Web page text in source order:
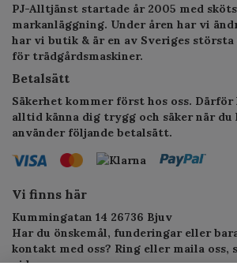
PJ-Alltjänst startade år 2005 med
markanläggning. Under åren har vi
har vi butik & är en av Sveriges
för trädgårdsmaskiner.
Betalsätt
Säkerhet kommer först hos oss. Därför
alltid känna dig trygg och säker när du
använder följande betalsätt.
Vi finns här
Kummingatan 14 26736 Bjuv
Har du önskemål, funderingar eller
kontakt med oss? Ring eller maila oss,
vi kan.